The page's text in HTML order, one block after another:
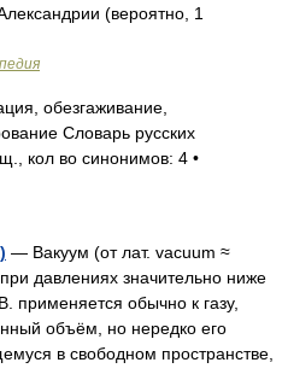
(вероятно, 1
обезгаживание,
Словарь русских
кол во синонимов: 4 •
— Вакуум (от лат. vacuum ≈
давлениях значительно ниже
применяется обычно к газу,
объём, но нередко его
в свободном пространстве,